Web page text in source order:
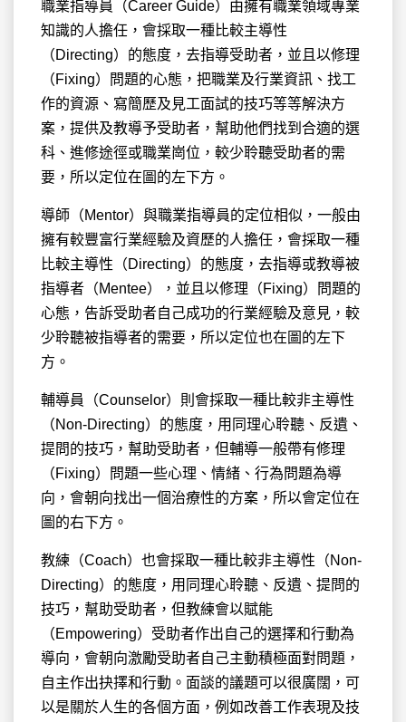
職業指導員（Career Guide）由擁有職業領域專業
知識的人擔任，會採取一種比較主導性
（Directing）的態度，去指導受助者，並且以修理
（Fixing）問題的心態，把職業及行業資訊、找工
作的資源、寫簡歷及見工面試的技巧等等解決方
案，提供及教導予受助者，幫助他們找到合適的選
科、進修途徑或職業崗位，較少聆聽受助者的需
要，所以定位在圖的左下方。
導師（Mentor）與職業指導員的定位相似，一般由
擁有較豐富行業經驗及資歷的人擔任，會採取一種
比較主導性（Directing）的態度，去指導或教導被
指導者（Mentee），並且以修理（Fixing）問題的
心態，告訴受助者自己成功的行業經驗及意見，較
少聆聽被指導者的需要，所以定位也在圖的左下
方。
輔導員（Counselor）則會採取一種比較非主導性
（Non-Directing）的態度，用同理心聆聽、反遺、
提問的技巧，幫助受助者，但輔導一般帶有修理
（Fixing）問題一些心理、情緒、行為問題為導
向，會朝向找出一個治療性的方案，所以會定位在
圖的右下方。
教練（Coach）也會採取一種比較非主導性（Non-
Directing）的態度，用同理心聆聽、反遺、提問的
技巧，幫助受助者，但教練會以賦能
（Empowering）受助者作出自己的選擇和行動為
導向，會朝向激勵受助者自己主動積極面對問題，
自主作出抉擇和行動。面談的議題可以很廣闊，可
以是關於人生的各個方面，例如改善工作表現及技